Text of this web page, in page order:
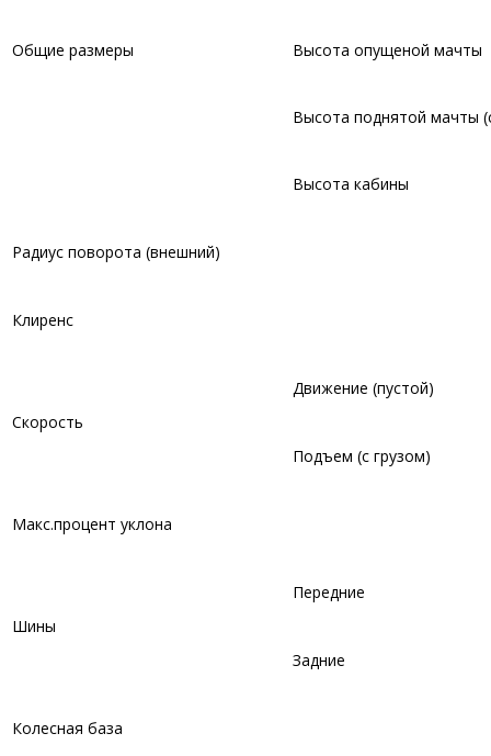
Общие размеры Высота опущеной мачты
Высота поднятой мачты
Высота кабины
Радиус поворота (внешний)
Клиренс
Скорость
Движение (пустой)
Подъем (с грузом)
Макс.процент уклона
Шины
Передние
Задние
Колесная база